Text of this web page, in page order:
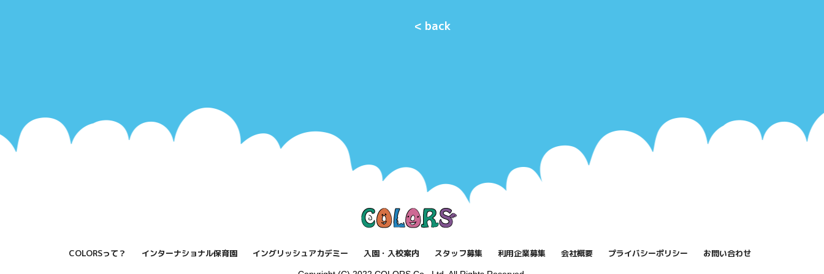
< back
COLORSって？ インターナショナル保育園 イングリッシュアカデミー 入園・入校案内 スタッフ募集 利用企業募集 会社概要 プライバシーポリシー お問い合わせ